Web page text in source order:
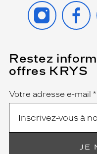
INSTAGRAM
Restez
offres KRYS
Name
Votre adresse e-mail *
(Ce
champ
est
JE